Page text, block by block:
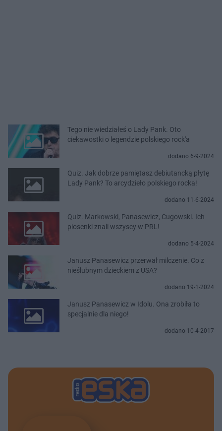
Tego nie wiedziałeś o Lady Pank. Oto
ciekawostki o legendzie polskiego rock'a
dodano 6-9-2024
Quiz. Jak dobrze pamiętasz debiutancką płytę
Lady Pank? To arcydzieło polskiego rocka!
dodano 11-6-2024
Quiz. Markowski, Panasewicz, Cugowski. Ich
piosenki znali wszyscy w PRL!
dodano 5-4-2024
Janusz Panasewicz przerwał milczenie. Co z
nieślubnym dzieckiem z USA?
dodano 19-1-2024
Janusz Panasewicz w Idolu. Ona zrobiła to
specjalnie dla niego!
dodano 10-4-2017